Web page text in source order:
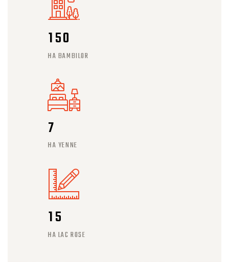
150
HA BAMBILOR
7
HA YENNE
15
HA LAC ROSE